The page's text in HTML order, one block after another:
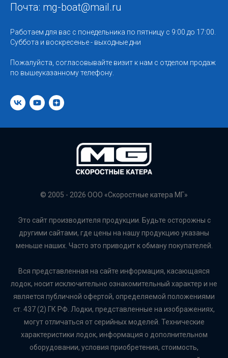
Почта: mg-boat@mail.ru
Работаем для вас с понедельника по пятницу с 9:00 до 17:00.
Суббота и воскресенье - выходные дни
Пожалуйста, согласовывайте визит к нам с отделом продаж
по вышеуказанному телефону.
© 2005 - 2026 ООО «Скоростные катера МГ»
Это сайт производителя продукции. Будьте осторожны с
другими сайтами, где цены на нашу продукцию указаны
меньше наших. Часто это приводит к обману покупателей.
Вся представленная на сайте информация, касающаяся
лодок, носит исключительно ознакомительный характер и не
является публичной офертой, определяемой положениями
ст. 437 (2) ГК РФ. Лодки, представленные на изображениях,
могут отличаться от серийных моделей. Технические
характеристики лодок, информация о дополнительном
оборудовании, условия приобретения, стоимость,